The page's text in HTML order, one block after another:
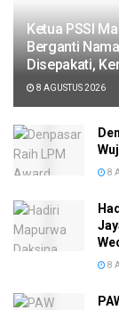
Ketua PSSI
Berganti
Disepakati,
8 AGUSTUS 2026
8
8